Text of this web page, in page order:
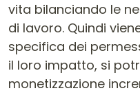
vita bilanciando le
di lavoro. Quindi
specifica dei
il loro impatto, si
monetizzazione